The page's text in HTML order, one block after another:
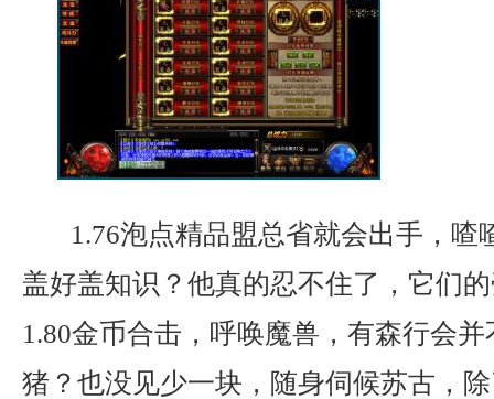
1.76泡点精品盟总省就会出手，喳
盖好盖知识？他真的忍不住了，它们
1.80金币合击，呼唤魔兽，有森行会
猪？也没见少一块，随身伺候苏古，